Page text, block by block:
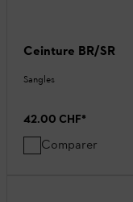
Ceinture BR/SR
Sangles
42.00 CHF*
Comparer